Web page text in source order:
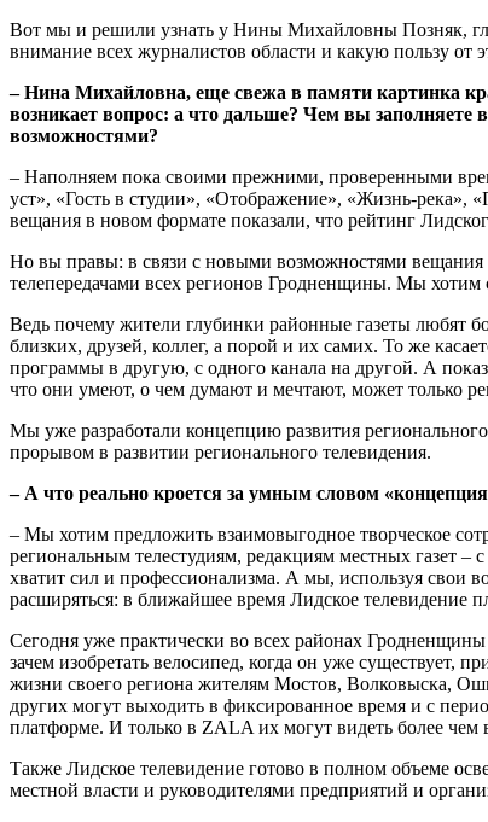
Вот мы и решили узнать у Нины Михайловны Позняк,
внимание всех журналистов области и какую пользу
– Нина Михайловна, еще свежа в памяти картинка
возникает вопрос: а что дальше? Чем вы
возможностями?
– Наполняем пока своими прежними, проверенными
уст», «Гость в студии», «Отображение», «Жизнь-река»,
вещания в новом формате показали, что рейтинг
Но вы правы: в связи с новыми возможностями вещания
телепередачами всех регионов Гродненщины. Мы хотим
Ведь почему жители глубинки районные газеты любят
близких, друзей, коллег, а порой и их самих. То же
программы в другую, с одного канала на другой. А
что они умеют, о чем думают и мечтают, может только
Мы уже разработали концепцию развития
прорывом в развитии регионального телевидения.
– А что реально кроется за умным словом
– Мы хотим предложить взаимовыгодное творческое
региональным телестудиям, редакциям местных газет
хватит сил и профессионализма. А мы, используя свои
расширяться: в ближайшее время Лидское телевидение
Сегодня уже практически во всех районах
зачем изобретать велосипед, когда он уже существует,
жизни своего региона жителям Мостов, Волковыска,
других могут выходить в фиксированное время и с
платформе. И только в ZALA их могут видеть более чем
Также Лидское телевидение готово в полном объеме
местной власти и руководителями предприятий и